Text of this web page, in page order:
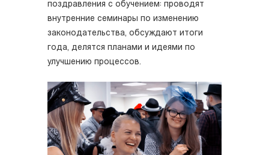
поздравления с обучением: проводят
внутренние семинары по изменению
законодательства, обсуждают итоги
года, делятся планами и идеями по
улучшению процессов.